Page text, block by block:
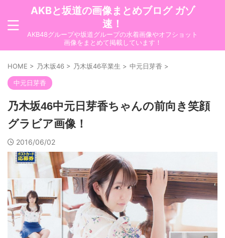
AKBと坂道の画像まとめブログ ガゾ
速！
AKB48グループや坂道グループの水着画像やオフショット
画像をまとめて掲載しています！
HOME > 乃木坂46 > 乃木坂46卒業生 > 中元日芽香 >
中元日芽香
乃木坂46中元日芽香ちゃんの前向き笑顔
グラビア画像！
2016/06/02